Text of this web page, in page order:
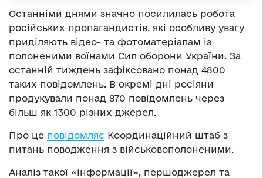
Останніми днями значно посилилась робота
російських пропагандистів, які особливу увагу
приділяють відео- та фотоматеріалам із
полоненими воїнами Сил оборони України. За
останній тиждень зафіксовано понад 4800
таких повідомлень. В окремі дні росіяни
продукували понад 870 повідомлень через
більш як 1300 різних джерел.
Про це повідомляє Координаційний штаб з
питань поводження з військовополоненими.
Аналіз такої «інформації», першоджерел та